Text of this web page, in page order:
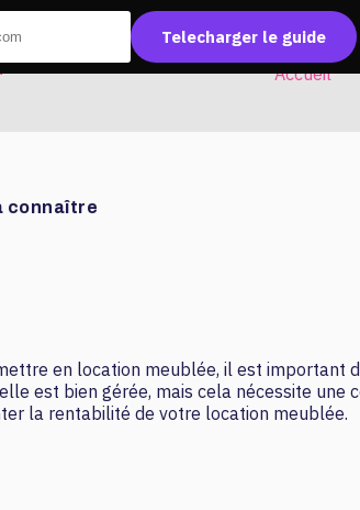
Accueil
connaître
en location meublée, il est
est bien gérée, mais cela nécessite une
la rentabilité de votre location meublée.
Telecharger le guide